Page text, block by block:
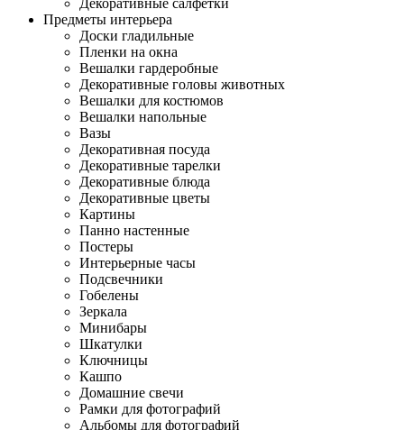
Декоративные салфетки
Предметы интерьера
Доски гладильные
Пленки на окна
Вешалки гардеробные
Декоративные головы животных
Вешалки для костюмов
Вешалки напольные
Вазы
Декоративная посуда
Декоративные тарелки
Декоративные блюда
Декоративные цветы
Картины
Панно настенные
Постеры
Интерьерные часы
Подсвечники
Гобелены
Зеркала
Минибары
Шкатулки
Ключницы
Кашпо
Домашние свечи
Рамки для фотографий
Альбомы для фотографий